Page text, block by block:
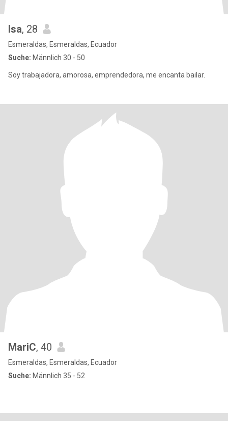
Isa, 28
Esmeraldas, Esmeraldas, Ecuador
Suche: Männlich 30 - 50
Soy trabajadora, amorosa, emprendedora, me encanta bailar.
MariC, 40
Esmeraldas, Esmeraldas, Ecuador
Suche: Männlich 35 - 52